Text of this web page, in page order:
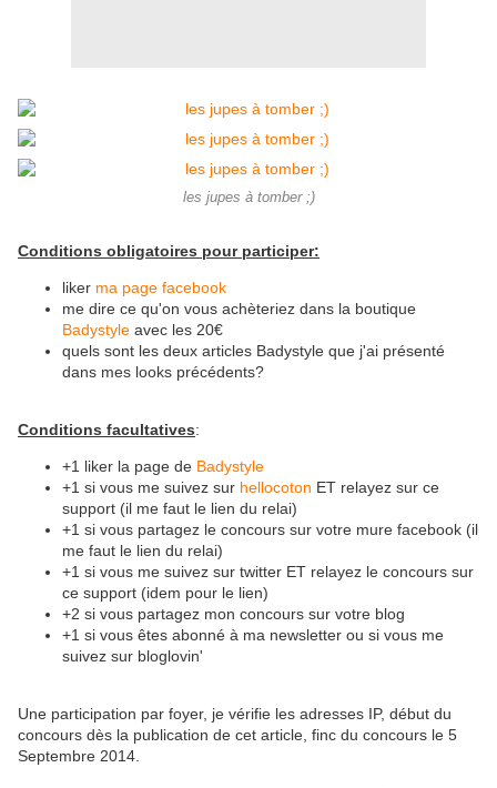
les jupes à tomber ;)
Conditions obligatoires pour participer:
liker ma page facebook
me dire ce qu'on vous achèteriez dans la boutique
Badystyle avec les 20€
quels sont les deux articles Badystyle que j'ai présenté
dans mes looks précédents?
Conditions facultatives:
+1 liker la page de Badystyle
+1 si vous me suivez sur hellocoton ET relayez sur ce
support (il me faut le lien du relai)
+1 si vous partagez le concours sur votre mure facebook (il
me faut le lien du relai)
+1 si vous me suivez sur twitter ET relayez le concours sur
ce support (idem pour le lien)
+2 si vous partagez mon concours sur votre blog
+1 si vous êtes abonné à ma newsletter ou si vous me
suivez sur bloglovin'
Une participation par foyer, je vérifie les adresses IP, début du
concours dès la publication de cet article, finc du concours le 5
Septembre 2014.